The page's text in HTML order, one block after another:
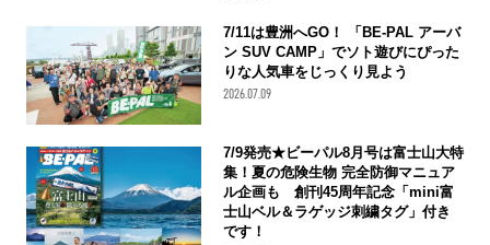
7/11は豊洲へGO！ 「BE-PAL アーバ
ン SUV CAMP」でソト遊びにぴった
りな人気車をじっくり見よう
2026.07.09
7/9発売★ビーパル8月号は富士山大特
集！夏の危険生物 完全防御マニュア
ル企画も 創刊45周年記念「mini富
士山ベル＆ラゲッジ刺繍タグ」付き
です！